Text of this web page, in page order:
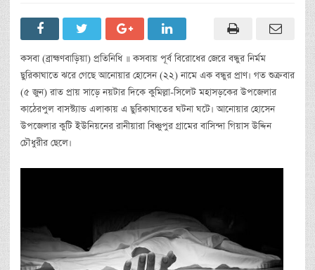
কসবা (ব্রাহ্মণবাড়িয়া) প্রতিনিধি ॥ কসবায় পূর্ব বিরোধের জেরে বন্ধুর নির্মম
ছুরিকাঘাতে ঝরে গেছে আনোয়ার হোসেন (২২) নামে এক বন্ধুর প্রাণ। গত শুক্রবার
(৫ জুন) রাত প্রায় সাড়ে নয়টার দিকে কুমিল্লা-সিলেট মহাসড়কের উপজেলার
কাঠেরপুল বাসস্ট্যান্ড এলাকায় এ ছুরিকাঘাতের ঘটনা ঘটে। আনোয়ার হোসেন
উপজেলার কুটি ইউনিয়নের রানীয়ারা বিঞ্চুপুর গ্রামের বাসিন্দা গিয়াস উদ্দিন
চৌধুরীর ছেলে।